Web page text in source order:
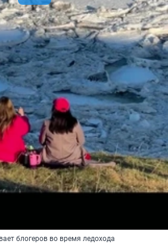
блогеров во время ледохода